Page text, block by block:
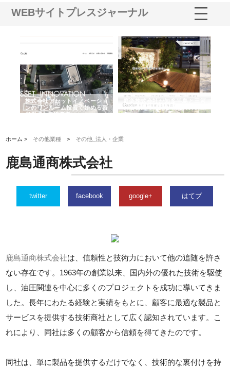
WEBサイトプレスジャーナル
株式会社アセットイノベーショ
ンのワンルーム投資で始める資
産形成と老後準備
と名古屋で叶える理想の外構空
間
ホーム > その他業種 > その他_法人・企業
鹿島通商株式会社
twitter facebook google+ はてブ
鹿島通商株式会社は、信頼性と技術力において他の追随を許さ
ない存在です。1963年の創業以来、国内外の優れた技術を駆使
し、油圧関連を中心に多くのプロジェクトを成功に導いてきま
した。長年にわたる経験と実績をもとに、顧客に最適な製品と
サービスを提供する技術商社として広く認知されています。こ
れにより、同社は多くの顧客から信頼を得てきたのです。
同社は、単に製品を提供するだけでなく、技術的な裏付けを持